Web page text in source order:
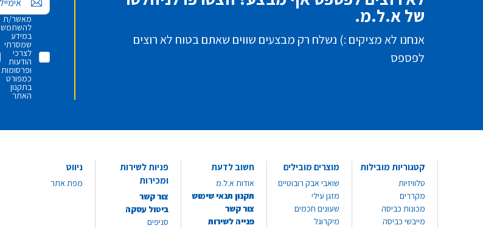
של א.ל.מ.
אנחנו לא מציקים :) נשלח רק מבצעים שווים שאתם בטוח לא רוצים
לפספס
מאשר/ת
להשתמש
במידע
שמסרתי
לצרכי
הודעות
ופרסומות
כמפורט
בתקנון
האתר
קטגוריות מובילות
טלוויזיות
מקררים
מכונות כביסה
מייבשי כביסה
מוצרים מובילים
שואבי אבק רובוטיים
מזגן עילי
שעונים חכמים
מיקרוגל
חשוב לדעת
אודות א.ל.מ
תקנון תנאי שימוש
צור קשר
פנייה לשירות
פניות לשירות
ומכירות
צור קשר
ביטול עסקה
סניפים
ניווט
מפת אתר